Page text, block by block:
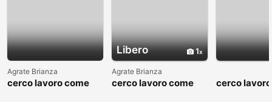
Agrate Brianza
cerco lavoro come
Libero 1
Agrate Brianza
cerco lavoro come
cerco